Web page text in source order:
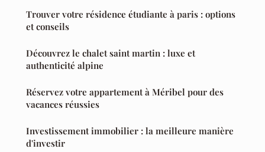
Trouver votre résidence étudiante à paris : options
et conseils
Découvrez le chalet saint martin : luxe et
authenticité alpine
Réservez votre appartement à Méribel pour des
vacances réussies
Investissement immobilier : la meilleure manière
d'investir